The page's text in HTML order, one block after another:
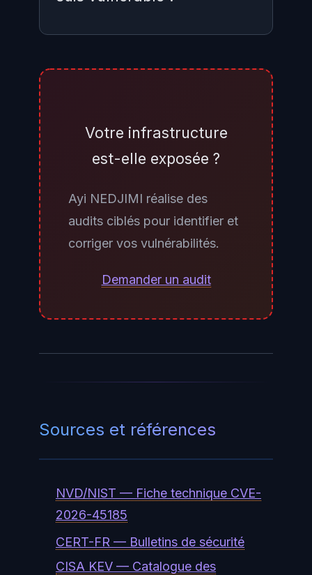
comprise entre 4.97 et 4.99.2,
exim -bV | grep -i tls
sortie mentionne GnuTLS, votre
instance est vulnérable à CVE-
vérifiez également via
grep exim4 et contrôlez que la
correctif (4.99.3 ou supérieure
Votre infrastructure
est-elle exposée ?
Ayi NEDJIMI réalise des
audits ciblés pour identifier et
corriger vos vulnérabilités.
Demander un audit
Sources et références
NVD/NIST — Fiche technique CVE-
2026-45185
CERT-FR — Bulletins de sécurité
CISA KEV — Catalogue des